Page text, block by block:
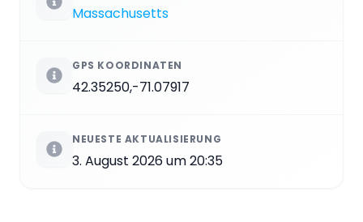
Massachusetts
GPS KOORDINATEN
42.35250,-71.07917
NEUESTE AKTUALISIERUNG
3. August 2026 um 20:35